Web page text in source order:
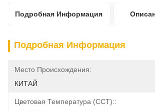
Подробная Информация
Подробная Информация
Место Происхождения:
КИТАЙ
Цветовая Температура (CCT)::